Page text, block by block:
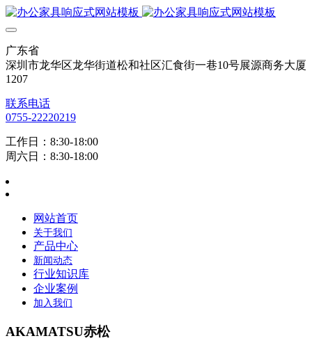
广东省
深圳市龙华区龙华街道松和社区汇食街一巷10号展源商务大厦
1207
联系电话
0755-22220219
工作日：8:30-18:00
周六日：8:30-18:00
网站首页
关于我们
产品中心
新闻动态
行业知识库
企业案例
加入我们
AKAMATSU赤松